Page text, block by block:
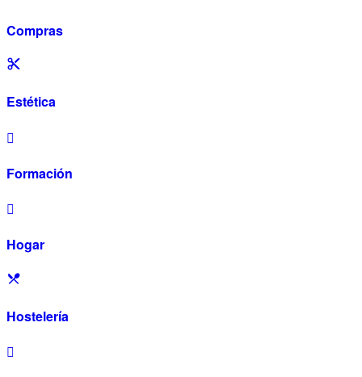
Compras
Estética
Formación
Hogar
Hostelería